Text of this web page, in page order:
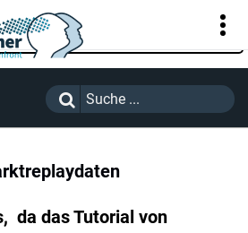
da das Tutorial von